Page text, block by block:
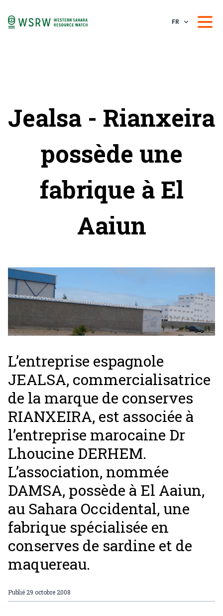
FR
Jealsa - Rianxeira
possède une
fabrique à El
Aaiun
L’entreprise espagnole
JEALSA, commercialisatrice
de la marque de conserves
RIANXEIRA, est associée à
l’entreprise marocaine Dr
Lhoucine DERHEM.
L’association, nommée
DAMSA, possède à El Aaiun,
au Sahara Occidental, une
fabrique spécialisée en
conserves de sardine et de
maquereau.
Publié 29 octobre 2008